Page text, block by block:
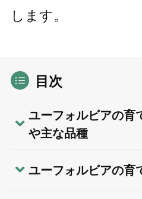
します。
目次
ユーフォルビアの育
や主な品種
ユーフォルビアの